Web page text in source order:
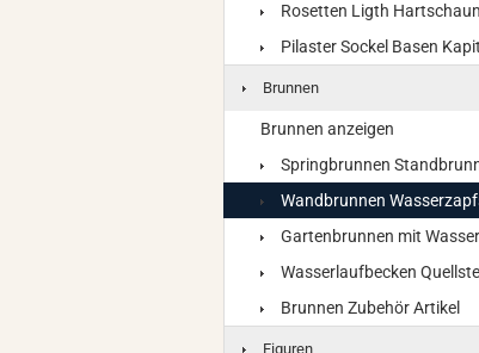
Rosetten Ligth
Pilaster Sockel Basen
Brunnen
Brunnen anzeigen
Springbrunnen
Wandbrunnen
Gartenbrunnen mit
Wasserlaufbecken
Brunnen Zubehör Artikel
Figuren